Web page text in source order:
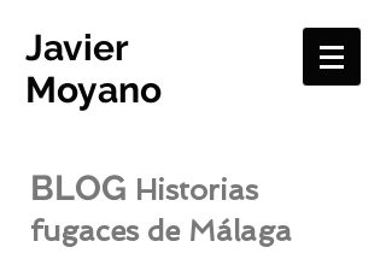
Javier
Moyano
BLOG Historias
fugaces de Málaga